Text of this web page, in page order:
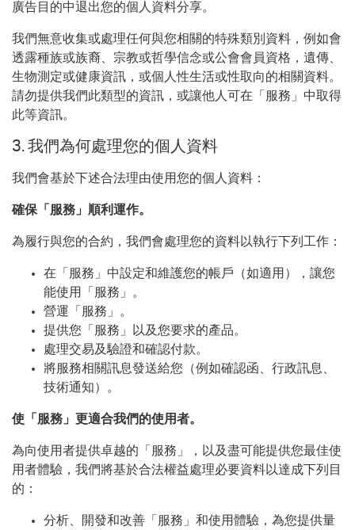
廣告目的中退出您的個人資料分享。
我們無意收集或處理任何與您相關的特殊類別資料，例如會
透露種族或族裔、宗教或哲學信念或公會會員資格，遺傳、
生物測定或健康資訊，或個人性生活或性取向的相關資料。
請勿提供我們此類型的資訊，或讓他人可在「服務」中取得
此等資訊。
3. 我們為何處理您的個人資料
我們會基於下述合法理由使用您的個人資料：
確保「服務」順利運作。
為履行與您的合約，我們會處理您的資料以執行下列工作：
在「服務」中設定和維護您的帳戶（如適用），讓您
能使用「服務」。
營運「服務」。
提供您「服務」以及您要求的產品。
處理交易及驗證和確認付款。
將服務相關訊息發送給您（例如確認函、行政訊息、
技術通知）。
使「服務」更適合我們的使用者。
為向使用者提供卓越的「服務」，以及盡可能提供您最佳使
用者體驗，我們將基於合法權益處理必要資料以達成下列目
的：
分析、開發和改善「服務」和使用體驗，為您提供量